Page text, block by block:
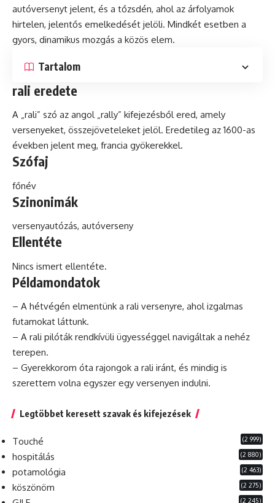
autóversenyt jelent, és a tőzsdén, ahol az árfolyamok
hirtelen, jelentős emelkedését jelöli. Mindkét esetben a
gyors, dinamikus mozgás a közös elem.
Tartalom
rali eredete
A „rali” szó az angol „rally” kifejezésből ered, amely
versenyeket, összejöveteleket jelöl. Eredetileg az 1600-as
években jelent meg, francia gyökerekkel.
Szófaj
főnév
Szinonimák
versenyautózás, autóverseny
Ellentéte
Nincs ismert ellentéte.
Példamondatok
– A hétvégén elmentünk a rali versenyre, ahol izgalmas
futamokat láttunk.
– A rali pilóták rendkívüli ügyességgel navigáltak a nehéz
terepen.
– Gyerekkorom óta rajongok a rali iránt, és mindig is
szerettem volna egyszer egy versenyen indulni.
Legtöbbet keresett szavak és kifejezések
Touché (2 999)
hospitálás (2 880)
potamológia (2 463)
köszönöm (2 275)
(2 245)